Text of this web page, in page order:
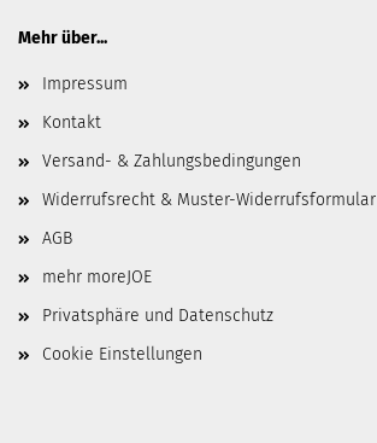
Mehr über...
Impressum
Kontakt
Versand- & Zahlungsbedingungen
Widerrufsrecht & Muster-Widerrufsformular
AGB
mehr moreJOE
Privatsphäre und Datenschutz
Cookie Einstellungen